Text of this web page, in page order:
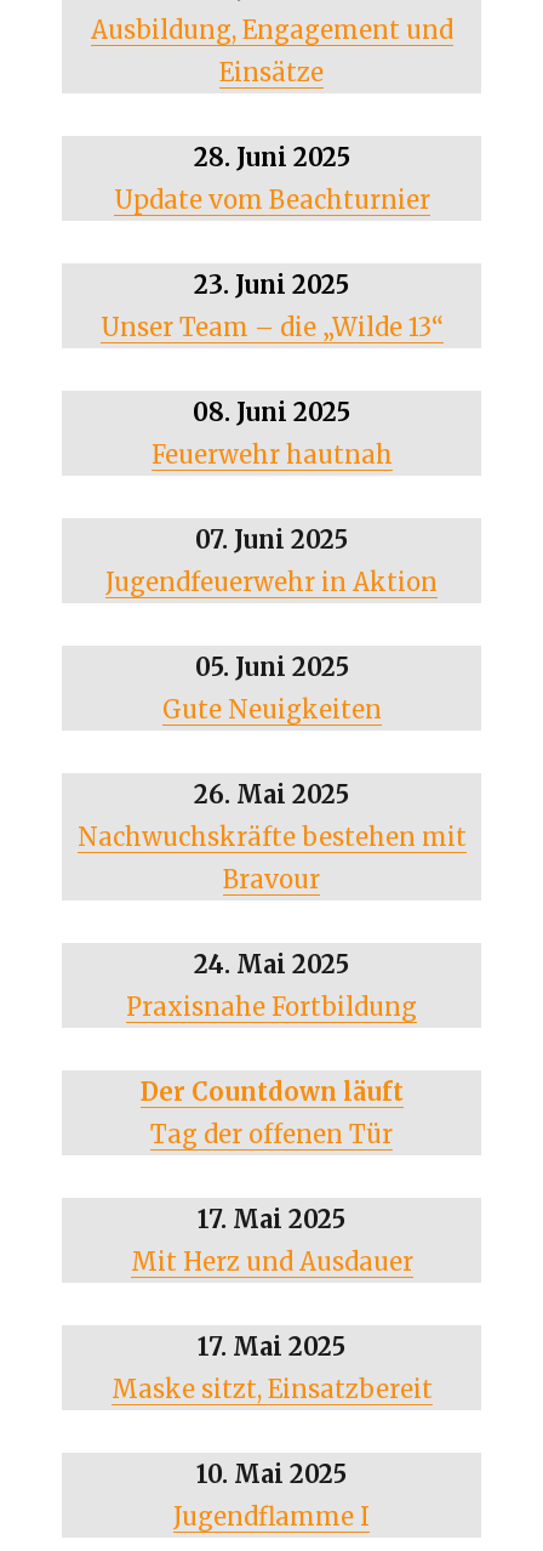
Ausbildung, Engagement und
Einsätze
28. Juni 2025
Update vom Beachturnier
23. Juni 2025
Unser Team – die „Wilde 13“
08. Juni 2025
Feuerwehr hautnah
07. Juni 2025
Jugendfeuerwehr in Aktion
05. Juni 2025
Gute Neuigkeiten
26. Mai 2025
Nachwuchskräfte bestehen mit
Bravour
24. Mai 2025
Praxisnahe Fortbildung
Der Countdown läuft
Tag der offenen Tür
17. Mai 2025
Mit Herz und Ausdauer
17. Mai 2025
Maske sitzt, Einsatzbereit
10. Mai 2025
Jugendflamme I